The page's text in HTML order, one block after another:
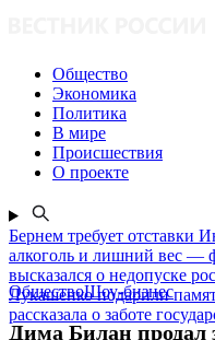
Общество
Экономика
Политика
В мире
Происшествия
О проекте
Бернем требует отставки
алкоголь и лишний вес —
высказался о недопуске
Лукашенко подарили
рассказала о заботе
ОбществоШоу-бизнес
Дима Билан продал